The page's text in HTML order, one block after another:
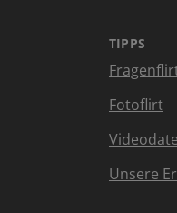
TIPPS
Fotoflirt
Videodate
Unsere